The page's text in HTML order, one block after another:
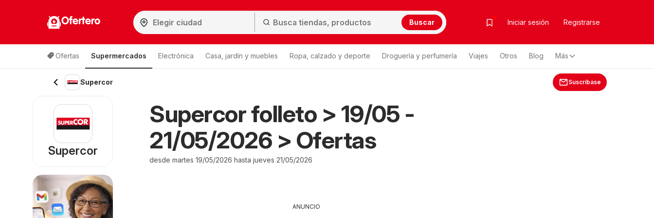
Ofertero Buscar Iniciar sesión Registrarse
Ofertas Supermercados Electrónica Casa, jardín y muebles Ropa, calzado y deporte Droguería y perfumería Viajes Otros Blog Más
Supercor Suscríbase
Supercor folleto > 19/05 -
21/05/2026 > Ofertas
desde martes 19/05/2026 hasta jueves 21/05/2026
ANUNCIO
Supercor